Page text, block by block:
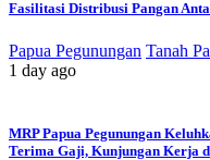
Fasilitasi Distribusi Pangan
Papua Pegunungan Tanah
1 day ago
MRP Papua Pegunungan
Terima Gaji, Kunjungan Kerja